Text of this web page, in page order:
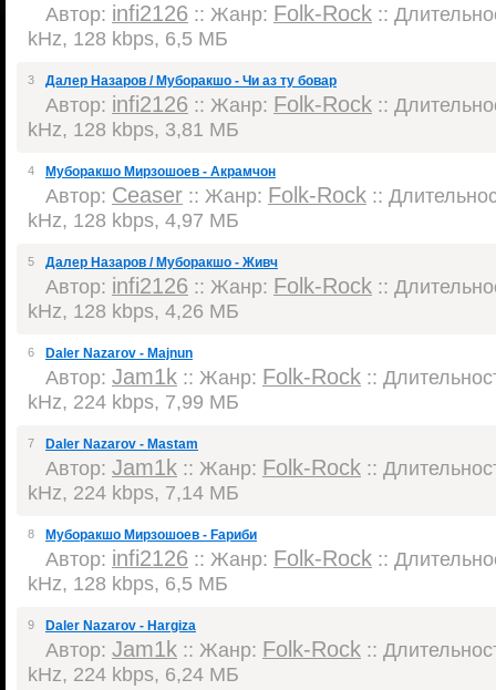
Автор: infi2126 :: Жанр: Folk-Rock ::
kHz, 128 kbps, 6,5 МБ
3 Далер Назаров / Муборакшо - Чи аз ту бовар
Автор: infi2126 :: Жанр: Folk-Rock ::
kHz, 128 kbps, 3,81 МБ
4 Муборакшо Мирзошоев - Акрамчон
Автор: Ceaser :: Жанр: Folk-Rock ::
kHz, 128 kbps, 4,97 МБ
5 Далер Назаров / Муборакшо - Живч
Автор: infi2126 :: Жанр: Folk-Rock ::
kHz, 128 kbps, 4,26 МБ
6 Daler Nazarov - Majnun
Автор: Jam1k :: Жанр: Folk-Rock ::
kHz, 224 kbps, 7,99 МБ
7 Daler Nazarov - Mastam
Автор: Jam1k :: Жанр: Folk-Rock ::
kHz, 224 kbps, 7,14 МБ
8 Муборакшо Мирзошоев - Fариби
Автор: infi2126 :: Жанр: Folk-Rock ::
kHz, 128 kbps, 6,5 МБ
9 Daler Nazarov - Hargiza
Автор: Jam1k :: Жанр: Folk-Rock ::
kHz, 224 kbps, 6,24 МБ